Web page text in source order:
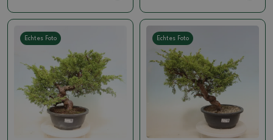
Echtes Foto Echtes Foto